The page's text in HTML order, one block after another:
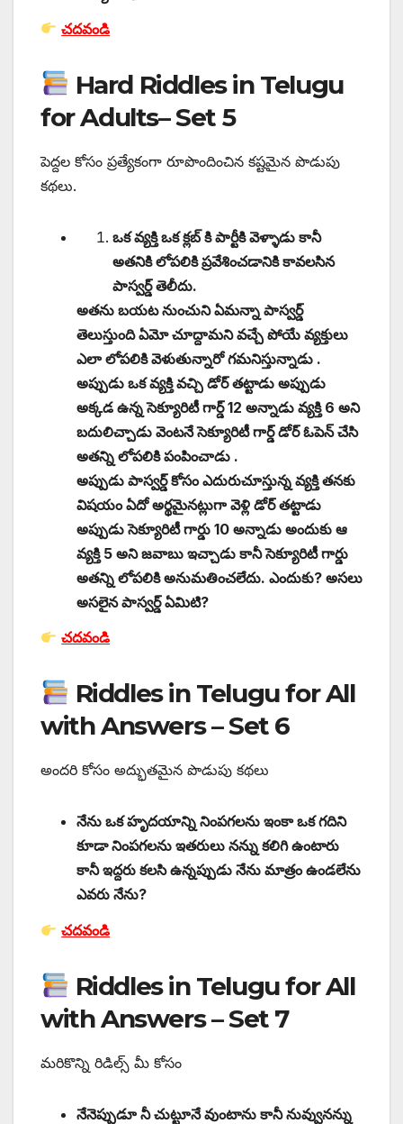
చదవండి
Hard Riddles in Telugu
for Adults– Set 5
పెద్దల కోసం ప్రత్యేకంగా రూపొందించిన కష్టమైన పొడుపు
కథలు.
ఒక వ్యక్తి ఒక క్లబ్ కి పార్టీకి వెళ్ళాడు కానీ
అతనికి లోపలికి ప్రవేశించడానికి కావలసిన
పాస్వర్డ్ తెలీదు.
అతను బయట నుంచుని ఏమన్నా పాస్వర్డ్
తెలుస్తుంది ఏమో చూద్దామని వచ్చే పోయే వ్యక్తులు
ఎలా లోపలికి వెళుతున్నారో గమనిస్తున్నాడు .
అప్పుడు ఒక వ్యక్తి వచ్చి డోర్ తట్టాడు అప్పుడు
అక్కడ ఉన్న సెక్యూరిటీ గార్డ్ 12 అన్నాడు వ్యక్తి 6 అని
బదులిచ్చాడు వెంటనే సెక్యూరిటీ గార్డ్ డోర్ ఓపెన్ చేసి
అతన్ని లోపలికి పంపించాడు .
అప్పుడు పాస్వర్డ్ కోసం ఎదురుచూస్తున్న వ్యక్తి తనకు
విషయం ఏదో అర్థమైనట్లుగా వెళ్లి డోర్ తట్టాడు
అప్పుడు సెక్యూరిటీ గార్డు 10 అన్నాడు అందుకు ఆ
వ్యక్తి 5 అని జవాబు ఇచ్చాడు కానీ సెక్యూరిటీ గార్డు
అతన్ని లోపలికి అనుమతించలేదు. ఎందుకు? అసలు
అసలైన పాస్వర్డ్ ఏమిటి?
చదవండి
Riddles in Telugu for All
with Answers – Set 6
అందరి కోసం అద్భుతమైన పొడుపు కథలు
నేను ఒక హృదయాన్ని నింపగలను ఇంకా ఒక గదిని
కూడా నింపగలను ఇతరులు నన్ను కలిగి ఉంటారు
కానీ ఇద్దరు కలసి ఉన్నప్పుడు నేను మాత్రం ఉండలేను
ఎవరు నేను?
చదవండి
Riddles in Telugu for All
with Answers – Set 7
మరికొన్ని రిడిల్స్ మీ కోసం
నేనెప్పుడూ నీ చుట్టూనే వుంటాను కానీ నువ్వునన్ను